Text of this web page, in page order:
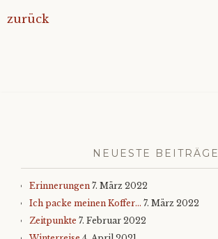
zurück
NEUESTE BEITRÄGE
Erinnerungen 7. März 2022
Ich packe meinen Koffer… 7. März 2022
Zeitpunkte 7. Februar 2022